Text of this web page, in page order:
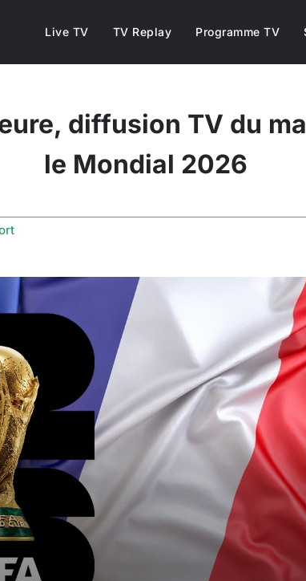
Live TV TV Replay Programme TV
diffusion TV du
le Mondial 2026